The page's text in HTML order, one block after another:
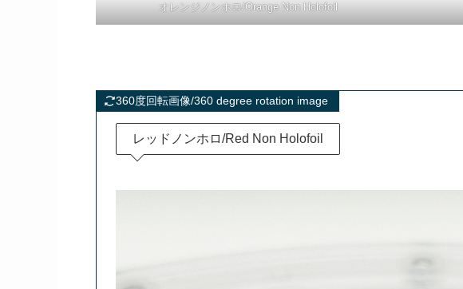
オレンジノンホロ/Orange Non Holofoil
360度回転画像/360 degree rotation image
レッドノンホロ/Red Non Holofoil